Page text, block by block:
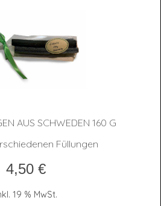
AUS SCHWE­DEN 160 G
Füllungen
4,50 €
19 % MwSt.